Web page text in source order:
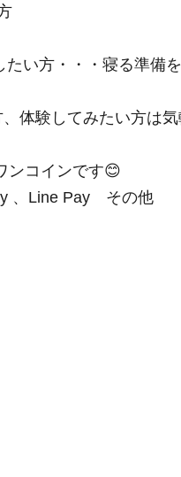
い方・・・寝る準備
体験してみたい方は気
ンコインです😊
、Line Pay　その他